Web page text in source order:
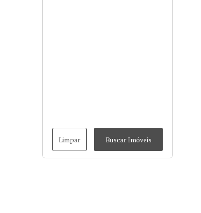
Limpar Buscar Imóveis